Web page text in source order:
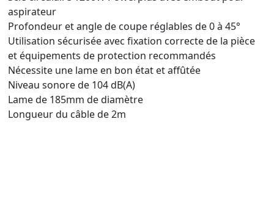
aspirateur
Profondeur et angle de coupe réglables de 0 à 45°
Utilisation sécurisée avec fixation correcte de la pièce
et équipements de protection recommandés
Nécessite une lame en bon état et affûtée
Niveau sonore de 104 dB(A)
Lame de 185mm de diamètre
Longueur du câble de 2m